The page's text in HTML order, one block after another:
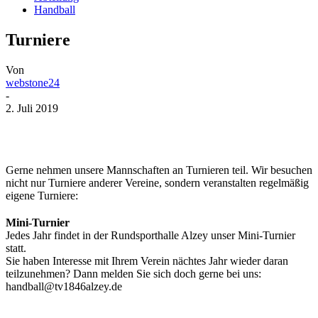
Handball
Turniere
Von
webstone24
-
2. Juli 2019
Gerne nehmen unsere Mannschaften an Turnieren teil. Wir besuchen
nicht nur Turniere anderer Vereine, sondern veranstalten regelmäßig
eigene Turniere:
Mini-Turnier
Jedes Jahr findet in der Rundsporthalle Alzey unser Mini-Turnier
statt.
Sie haben Interesse mit Ihrem Verein nächtes Jahr wieder daran
teilzunehmen? Dann melden Sie sich doch gerne bei uns:
handball@tv1846alzey.de